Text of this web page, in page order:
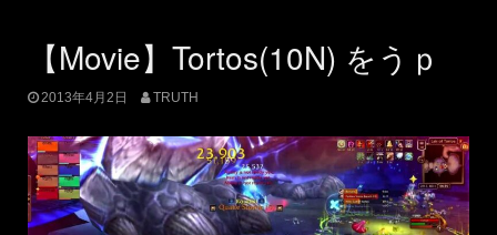
【Movie】Tortos(10N) をうｐ
2013年4月2日 TRUTH